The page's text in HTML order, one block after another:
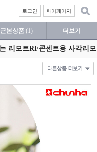
마이페이지
로그인
본상품 (1) 더보기
리모트RF콘센트용 사각리